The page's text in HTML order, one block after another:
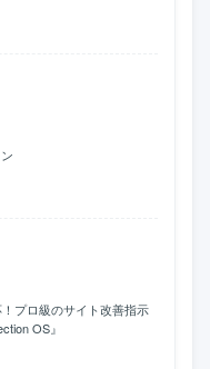
！プロ級のサイト改善指示
OS』